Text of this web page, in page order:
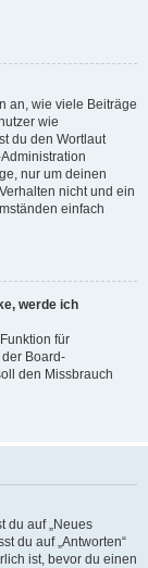
an, wie viele Beiträge
wie
du den Wortlaut
nur um deinen
nicht und ein
einfach
werde ich
für
Board-
den Missbrauch
du auf „Neues
du auf „Antworten“
ist, bevor du einen